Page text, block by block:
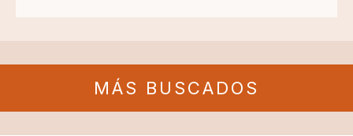
MÁS BUSCADOS